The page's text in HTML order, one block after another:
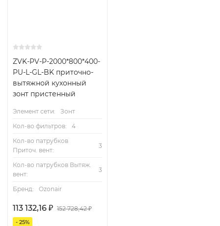
ZVK-PV-P-2000*800*400-
PU-L-GL-BK приточно-
вытяжной кухонный
зонт пристенный
Элемент сети:
Зонт
Кол-во фильтров:
4
Кол-во патрубков
Приточ. вент:
3
Кол-во патрубков Вытяж.
вент:
3
Бренд: Ozonair
113 132,16 ₽ 152 728,42₽
- 25%